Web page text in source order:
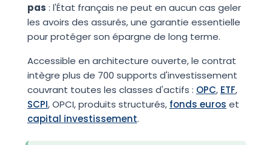
pas : l'État français ne peut en aucun cas geler
les avoirs des assurés, une garantie essentielle
pour protéger son épargne de long terme.
Accessible en architecture ouverte, le contrat
intègre plus de 700 supports d'investissement
couvrant toutes les classes d'actifs : OPC, ETF,
SCPI, OPCI, produits structurés, fonds euros et
capital investissement.